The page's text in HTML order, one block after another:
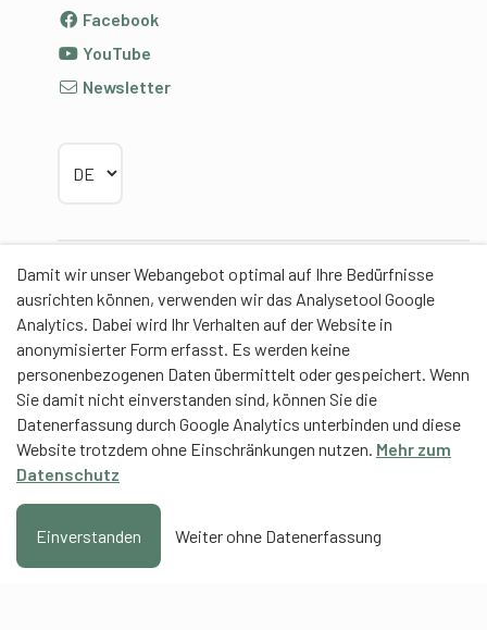
Damit wir unser Webangebot optimal auf Ihre Bedürfnisse
ausrichten können, verwenden wir das Analysetool Google
Analytics. Dabei wird Ihr Verhalten auf der Website in
anonymisierter Form erfasst. Es werden keine
personenbezogenen Daten übermittelt oder gespeichert. Wenn
Sie damit nicht einverstanden sind, können Sie die
Datenerfassung durch Google Analytics unterbinden und diese
Website trotzdem ohne Einschränkungen nutzen. Mehr zum
Datenschutz
Einverstanden Weiter ohne Datenerfassung
Facebook
YouTube
Newsletter
Partner
Contentpartner
Eidgenössische Hochschule für Sport Magglingen
EHSM